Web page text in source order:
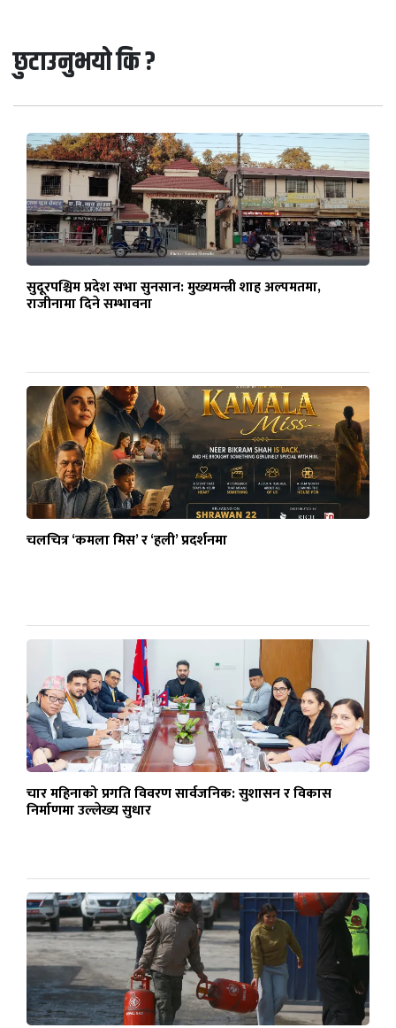
छुटाउनुभयो कि ?
सुदूरपश्चिम प्रदेश सभा सुनसान: मुख्यमन्त्री शाह अल्पमतमा,
राजीनामा दिने सम्भावना
चलचित्र ‘कमला मिस’ र ‘हली’ प्रदर्शनमा
चार महिनाको प्रगति विवरण सार्वजनिक: सुशासन र विकास
निर्माणमा उल्लेख्य सुधार